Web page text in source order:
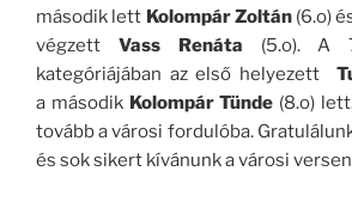
második lett Kolompár Zoltán(6.o)
végzett Vass Renáta (5.o). A
kategóriájában az első helyezett
a második Kolompár Tünde (8.o)
tovább a városi fordulóba.
és sok sikert kívánunk a városi